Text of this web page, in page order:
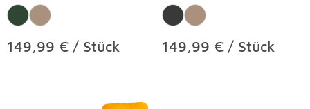
149,99 € / Stück 149,99 € / Stück